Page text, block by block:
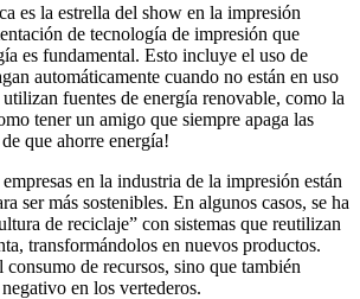
es la estrella del show en la impresión
de tecnología de impresión que
es fundamental. Esto incluye el uso de
automáticamente cuando no están en uso
fuentes de energía renovable, como la
tener un amigo que siempre apaga las
que ahorre energía!
en la industria de la impresión están
ser más sostenibles. En algunos casos, se ha
de reciclaje” con sistemas que reutilizan
transformándolos en nuevos productos.
de recursos, sino que también
en los vertederos.